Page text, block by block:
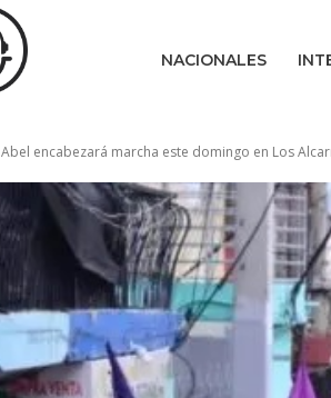
NACIONALES
Abel encabezará marcha este domingo en Los